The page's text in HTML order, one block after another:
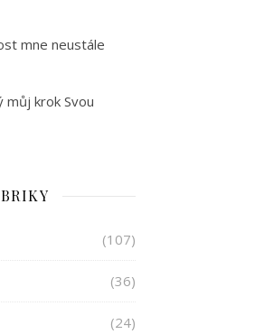
mne neustále
můj krok Svou
(107)
(36)
(24)